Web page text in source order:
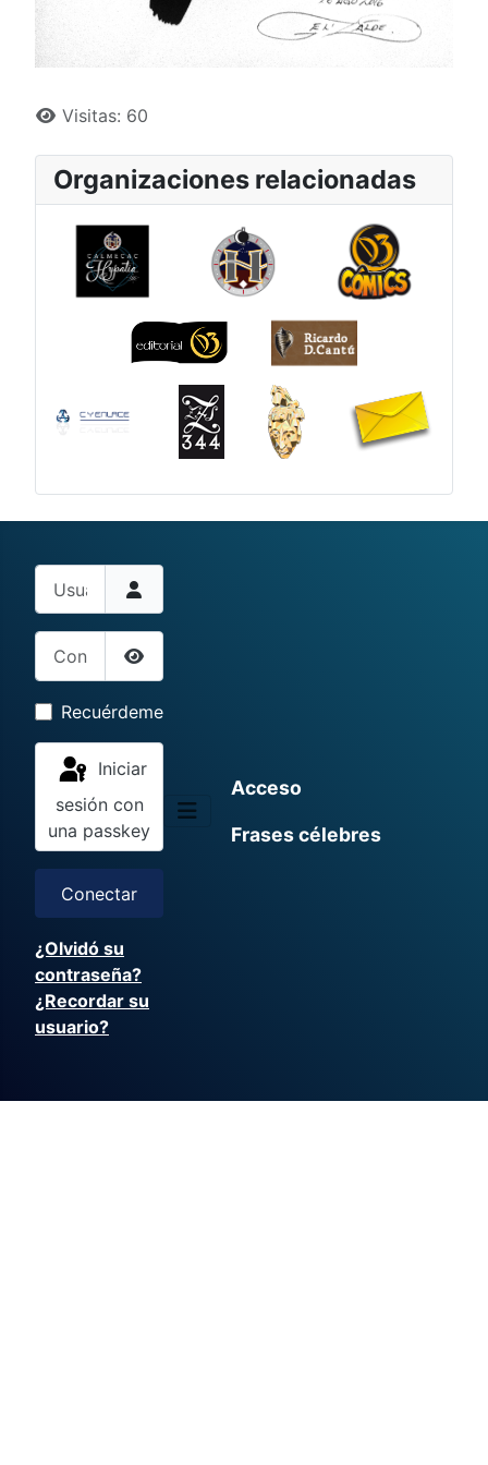
Visitas: 60
Organizaciones relacionadas
Mostrar contraseña
Recuérdeme
sesión con
una passkey
Conectar
¿Olvidó su
contraseña?
¿Recordar su
usuario?
Acceso
Frases célebres